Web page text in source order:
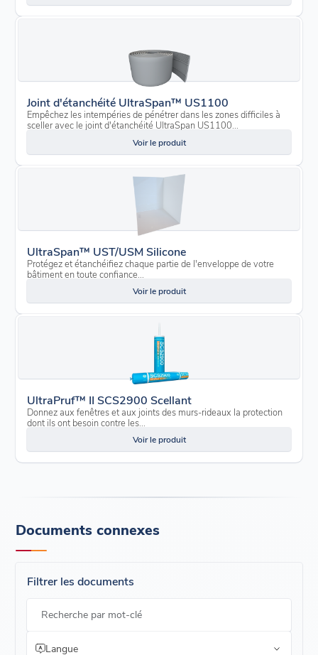
Joint d'étanchéité UltraSpan™ US1100
Empêchez les intempéries de pénétrer dans les zones difficiles à
sceller avec le joint d'étanchéité UltraSpan US1100...
Voir le produit
UltraSpan™ UST/USM Silicone
Protégez et étanchéifiez chaque partie de l'enveloppe de votre
bâtiment en toute confiance...
Voir le produit
UltraPruf™ II SCS2900 Scellant
Donnez aux fenêtres et aux joints des murs-rideaux la protection
dont ils ont besoin contre les...
Voir le produit
Documents connexes
Filtrer les documents
Recherche par mot-clé
Langue